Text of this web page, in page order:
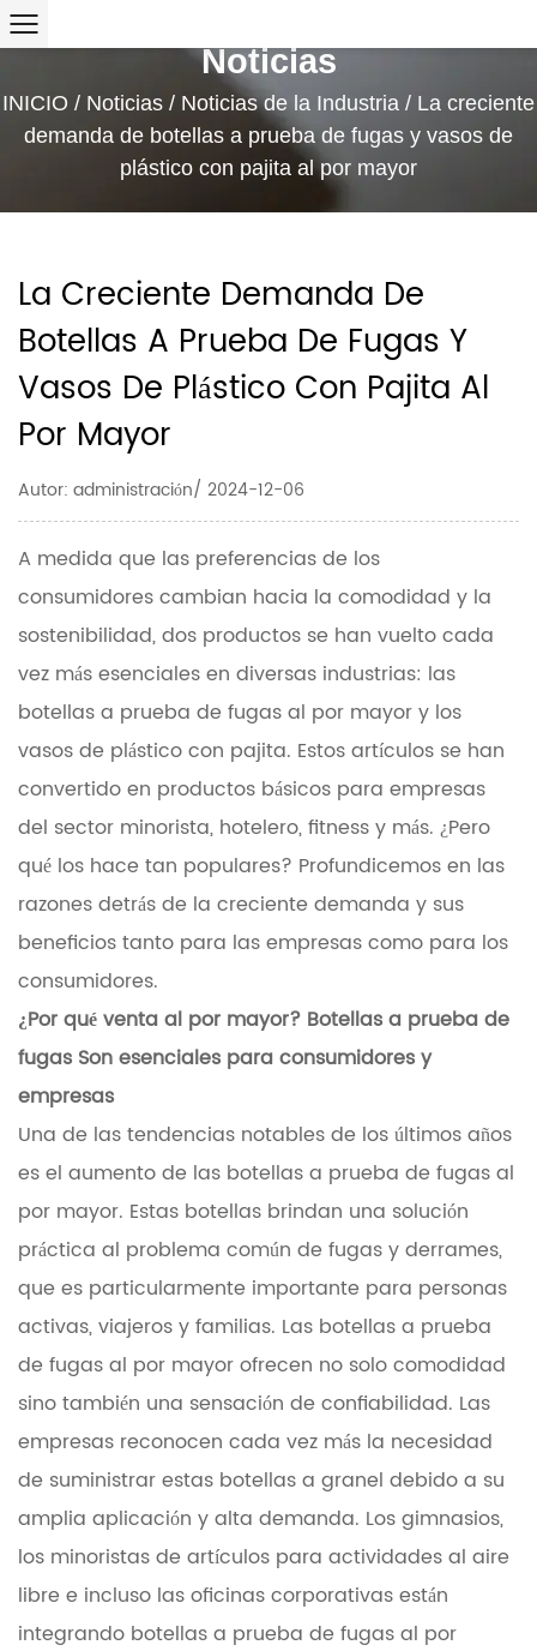
Noticias
INICIO / Noticias / Noticias de la Industria / La creciente
demanda de botellas a prueba de fugas y vasos de
plástico con pajita al por mayor
La Creciente Demanda De
Botellas A Prueba De Fugas Y
Vasos De Plástico Con Pajita Al
Por Mayor
Autor: administración/ 2024-12-06
A medida que las preferencias de los
consumidores cambian hacia la comodidad y la
sostenibilidad, dos productos se han vuelto cada
vez más esenciales en diversas industrias: las
botellas a prueba de fugas al por mayor y los
vasos de plástico con pajita. Estos artículos se han
convertido en productos básicos para empresas
del sector minorista, hotelero, fitness y más. ¿Pero
qué los hace tan populares? Profundicemos en las
razones detrás de la creciente demanda y sus
beneficios tanto para las empresas como para los
consumidores.
¿Por qué venta al por mayor? Botellas a prueba de
fugas Son esenciales para consumidores y
empresas
Una de las tendencias notables de los últimos años
es el aumento de las botellas a prueba de fugas al
por mayor. Estas botellas brindan una solución
práctica al problema común de fugas y derrames,
que es particularmente importante para personas
activas, viajeros y familias. Las botellas a prueba
de fugas al por mayor ofrecen no solo comodidad
sino también una sensación de confiabilidad. Las
empresas reconocen cada vez más la necesidad
de suministrar estas botellas a granel debido a su
amplia aplicación y alta demanda. Los gimnasios,
los minoristas de artículos para actividades al aire
libre e incluso las oficinas corporativas están
integrando botellas a prueba de fugas al por